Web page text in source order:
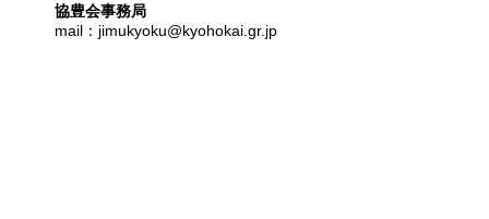
協豊会事務局
mail：jimukyoku@kyohokai.gr.jp